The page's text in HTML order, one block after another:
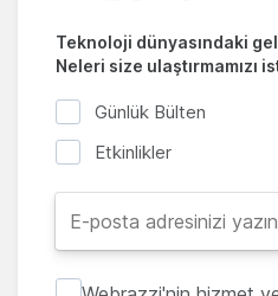
Teknoloji dünyasındaki
Neleri size ulaştırmamızı
Günlük Bülten
Etkinlikler